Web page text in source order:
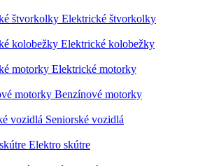
Elektrické štvorkolky
Elektrické kolobežky
Elektrické motorky
Benzínové motorky
Seniorské vozidlá
Elektro skútre